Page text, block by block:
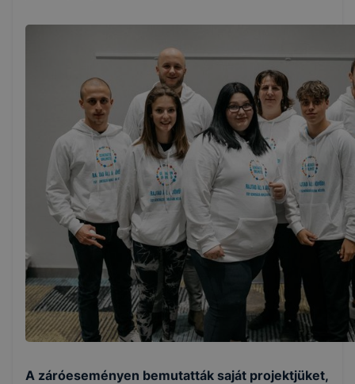
A záróeseményen bemutatták saját projektjüket,